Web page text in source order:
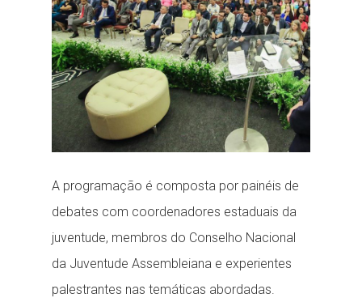
A programação é composta por painéis de
debates com coordenadores estaduais da
juventude, membros do Conselho Nacional
da Juventude Assembleiana e experientes
palestrantes nas temáticas abordadas.